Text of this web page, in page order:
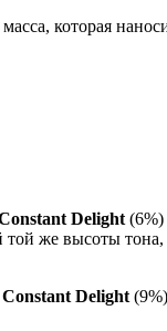
которая
Delight
же высоты
Constant Delight